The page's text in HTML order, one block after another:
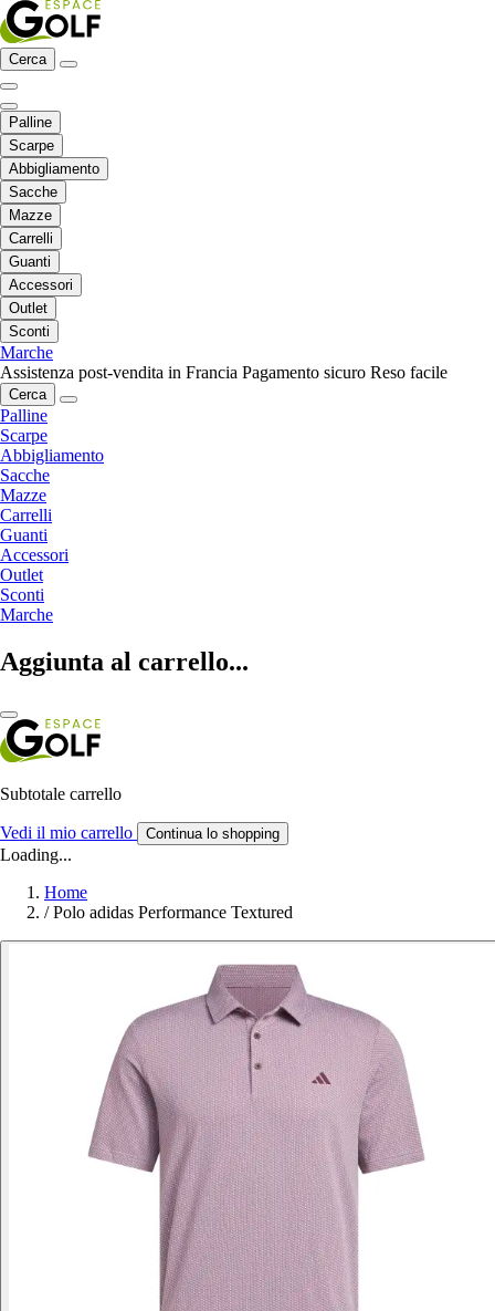
Cerca
Palline
Scarpe
Abbigliamento
Sacche
Mazze
Carrelli
Guanti
Accessori
Outlet
Sconti
Marche
Assistenza post-vendita in Francia Pagamento sicuro Reso facile
Cerca
Palline
Scarpe
Abbigliamento
Sacche
Mazze
Carrelli
Guanti
Accessori
Outlet
Sconti
Marche
Aggiunta al carrello...
Subtotale carrello
Vedi il mio carrello Continua lo shopping
Loading...
Home
/ Polo adidas Performance Textured